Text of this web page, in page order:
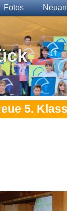
Fotos
5.